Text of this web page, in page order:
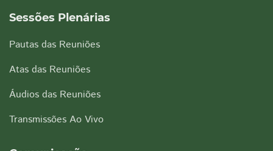
Sessões Plenárias
Pautas das Reuniões
Atas das Reuniões
Áudios das Reuniões
Transmissões Ao Vivo